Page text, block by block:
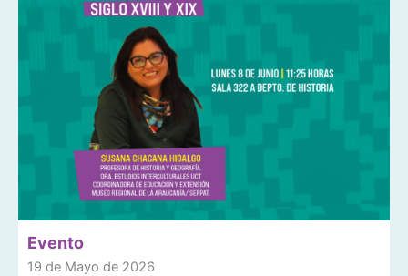
Evento
19 de Mayo de 2026